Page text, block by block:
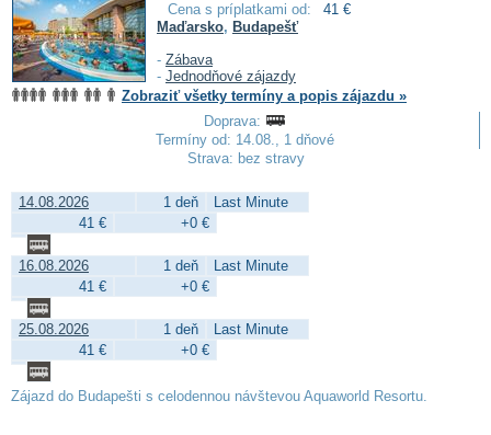
Cena s príplatkami od:
41 €
Maďarsko, Budapešť
- Zábava
- Jednodňové zájazdy
Zobraziť všetky termíny a popis zájazdu »
Doprava:
Termíny od: 14.08., 1 dňové
Strava: bez stravy
14.08.2026 1 deň
Last Minute
41 €
+0 €
16.08.2026 1 deň
Last Minute
41 €
+0 €
25.08.2026 1 deň
Last Minute
41 €
+0 €
Zájazd do Budapešti s celodennou návštevou Aquaworld Resortu.